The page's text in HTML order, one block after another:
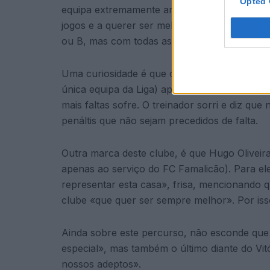
equipa extremamente ambiciosa, um clube
jogos e a querer ser melhor amanhã»,
ou B, mas com todas as equipas da Liga.
Uma curiosidade é que o FC Famalicão
única equipa da Liga) apesar de ser das
mais faltas sofre. O treinador sorri e diz que
penáltis que não sejam precedidos de falta.
Outra marca deste clube, é que Hugo
apenas ao serviço do FC Famalicão). Para
representar esta casa», frisa, mencionando
clube «que quer ser sempre melhor». Por
Ainda sobre este percurso, não esconde
especial», mas também o último diante do
nossos adeptos».